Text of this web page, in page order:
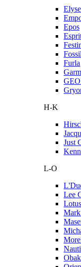
Epos
Fossil
Furla
H-K
Just
L-O
Lee
Lotus